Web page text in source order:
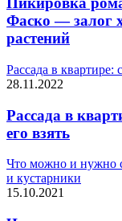
Фаско — залог
растений
Рассада в квартире:
28.11.2022
Рассада в
его взять
Что можно и нужно
и кустарники
15.10.2021